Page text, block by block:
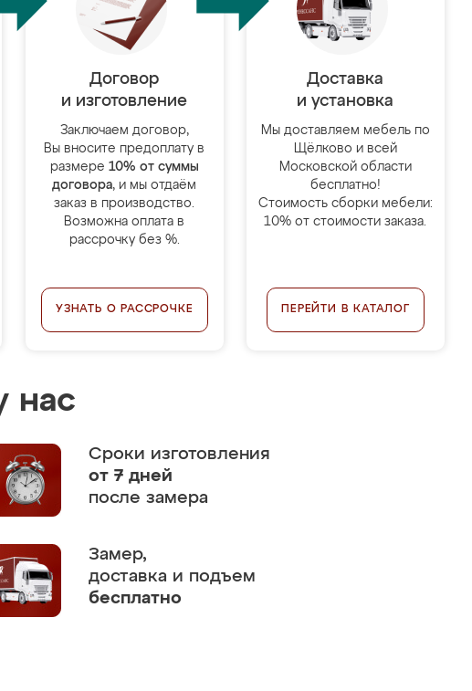
Договор
и изготовление
Заключаем договор,
Вы вносите предоплату в
размере 10% от суммы
договора, и мы отдаём
заказ в производство.
Возможна оплата в
рассрочку без %.
УЗНАТЬ О РАССРОЧКЕ
Доставка
и установка
Мы доставляем мебель по
Щёлково и всей
Московской области
бесплатно!
Стоимость сборки мебели:
10% от стоимости заказа.
ПЕРЕЙТИ В КАТАЛОГ
нас
Сроки изготовления
от 7 дней
после замера
Замер,
доставка и подъем
бесплатно